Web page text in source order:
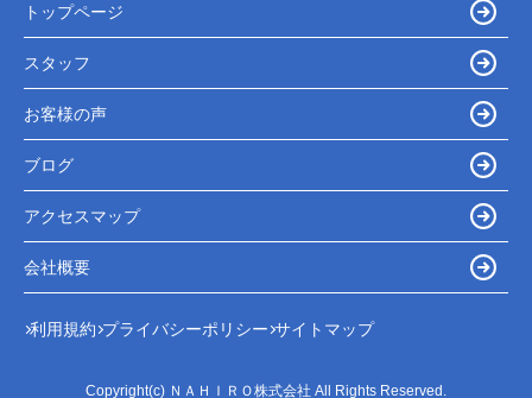
トップページ
スタッフ
お客様の声
ブログ
アクセスマップ
会社概要
利用規約 プライバシーポリシー サイトマップ
Copyright(c) ＮＡＨＩＲＯ株式会社 All Rights Reserved.